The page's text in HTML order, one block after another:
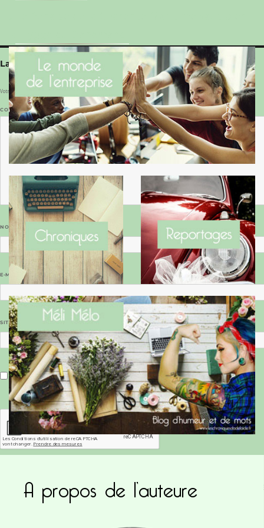
Laisser un commentaire
Votre adresse e-mail ne sera pas publiée. Les champs obligatoires sont indiqués avec*
COMMENTAIRE
NOM
E-MAIL *
SITE WEB
Enregistrer mon nom, mon e-mail et mon site dans le navigateur pour mon prochain commentaire.
Ce site utilise Akismet pour réduire les
commentaires sont traitées
A propos de l’auteure